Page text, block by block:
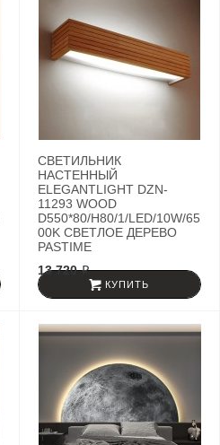
СВЕТИЛЬНИК
НАСТЕННЫЙ
ELEGANTLIGHT DZN-
11293 WOOD
D550*80/H80/1/LED/10W/65
00K СВЕТЛОЕ ДЕРЕВО
PASTIME
13 720 ₽
КУПИТЬ